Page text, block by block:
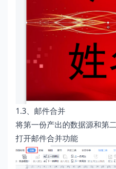
1.3、邮件合并
将第一份产出的数据源和第
打开邮件合并功能